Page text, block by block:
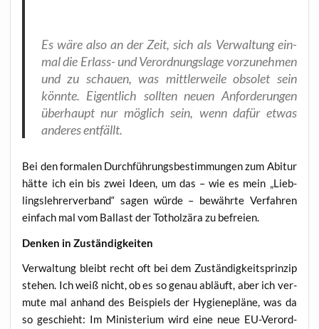
Es wäre also an der Zeit, sich als Ver­wal­tung ein­
mal die Erlass- und Ver­ord­nungs­la­ge vor­zu­neh­men
und zu schau­en, was mitt­ler­wei­le obso­let sein
könn­te. Eigent­lich soll­ten neu­en Anfor­de­run­gen
über­haupt nur mög­lich sein, wenn dafür etwas
ande­res entfällt.
Bei den for­ma­len Durch­füh­rungs­be­stim­mun­gen zum Abitur
hät­te ich ein bis zwei Ideen, um das – wie es mein „Lieb­
lings­leh­rer­ver­band“ sagen wür­de – bewähr­te Ver­fah­ren
ein­fach mal vom Bal­last der Tot­holz­ära zu befreien.
Den­ken in Zuständigkeiten
Ver­wal­tung bleibt recht oft bei dem Zustän­dig­keits­prin­zip
ste­hen. Ich weiß nicht, ob es so genau abläuft, aber ich ver­
mu­te mal anhand des Bei­spiels der Hygie­ne­plä­ne, was da
so geschieht: Im Minis­te­ri­um wird eine neue EU-Ver­ord­